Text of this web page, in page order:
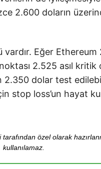
2.600 doların
Eğer Ethereum
2.525 asıl
2.350 dolar test
stop loss’un hayat
özel olarak
kullanılamaz.